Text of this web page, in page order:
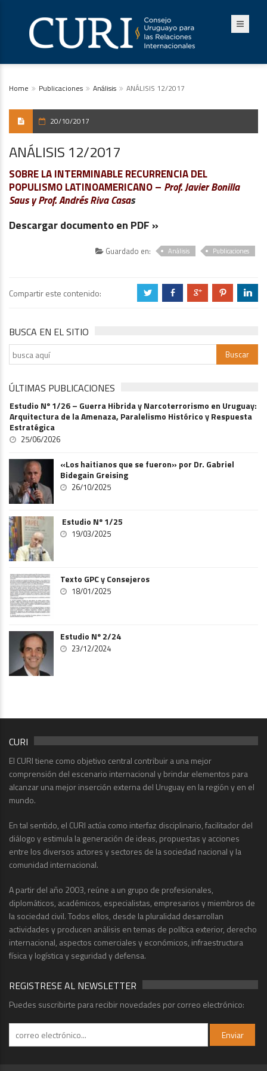
Home Publicaciones Análisis ANÁLISIS 12/2017
20/10/2017
ANÁLISIS 12/2017
SOBRE LA INTERMINABLE RECURRENCIA DEL
POPULISMO LATINOAMERICANO – Prof. Javier Bonilla
Saus y Prof. Andrés Riva Casas
Descargar documento en PDF »
Guardado en: Análisis Publicaciones
Compartir este contenido: a b c d j
BUSCA EN EL SITIO
ÚLTIMAS PUBLICACIONES
Estudio Nº 1/26 – Guerra Hibrida y Narcoterrorismo en Uruguay:
Arquitectura de la Amenaza, Paralelismo Histórico y Respuesta
Estratégica
25/06/2026
«Los haitianos que se fueron» por Dr. Gabriel
Bidegain Greising
26/10/2025
Estudio Nº 1/25
19/03/2025
Texto GPC y Consejeros
18/01/2025
Estudio Nº 2/24
23/12/2024
CURI
El CURI tiene como objetivo central contribuir a una mejor
comprensión del escenario internacional y brindar elementos para
alcanzar una mejor inserción externa del Uruguay en la región y en el
mundo.
En tal sentido, el CURI actúa como interfaz disciplinario, facilitador del
diálogo y estimula la generación de ideas, propuestas y acciones
entre los diversos actores y sectores de la sociedad nacional y la
comunidad internacional.
A partir del año 2003, reúne a un grupo de profesionales,
diplomáticos, académicos, especialistas, empresarios y miembros de
la sociedad civil. Todos ellos, desde la pluralidad desarrollan
actividades y producen análisis en temas de política exterior, derecho
internacional, aspectos comerciales y económicos, infraestructura
física y logística y seguridad y defensa.
REGISTRESE AL NEWSLETTER
Puedes suscribirte para recibir novedades por correo electrónico: